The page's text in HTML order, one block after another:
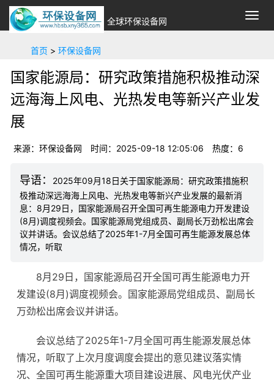
切
换
全球环保设备网
首页 > 环保设备网
国家能源局：研究政策措施积极推动深
远海海上风电、光热发电等新兴产业发
展
来源：环保设备网 时间：2025-09-18 12:05:06 热度：6
2025年09月18日关于国家能源局：研究政策措施积
极推动深远海海上风电、光热发电等新兴产业发展的最新消
息：8月29日，国家能源局召开全国可再生能源电力开发建设
(8月)调度视频会。国家能源局党组成员、副局长万劲松出席会
议并讲话。会议总结了2025年1-7月全国可再生能源发展总体
情况，听取
8月29日，国家能源局召开全国可再生能源电力开
发建设(8月)调度视频会。国家能源局党组成员、副局长
万劲松出席会议并讲话。
会议总结了2025年1-7月全国可再生能源发展总体
情况，听取了上次月度调度会提出的意见建议落实情
况、全国可再生能源重大项目建设进展、风电光伏产业